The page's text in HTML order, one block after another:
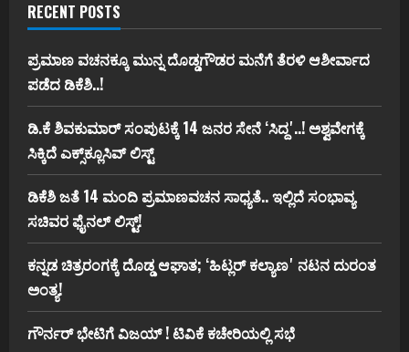
RECENT POSTS
ಪ್ರಮಾಣ ವಚನಕ್ಕೂ ಮುನ್ನ ದೊಡ್ಡಗೌಡರ ಮನೆಗೆ ತೆರಳಿ ಆಶೀರ್ವಾದ
ಪಡೆದ ಡಿಕೆಶಿ..!
ಡಿ.ಕೆ ಶಿವಕುಮಾರ್‌ ಸಂಪುಟಕ್ಕೆ 14 ಜನರ ಸೇನೆ ʻಸಿದ್ದʼ..! ಅಶ್ವವೇಗಕ್ಕೆ
ಸಿಕ್ಕಿದೆ ಎಕ್ಸ್‌ಕ್ಲೂಸಿವ್‌ ಲಿಸ್ಟ್‌
ಡಿಕೆಶಿ ಜತೆ 14 ಮಂದಿ ಪ್ರಮಾಣವಚನ ಸಾಧ್ಯತೆ.. ಇಲ್ಲಿದೆ ಸಂಭಾವ್ಯ
ಸಚಿವರ ಫೈನಲ್ ಲಿಸ್ಟ್‌!
ಕನ್ನಡ ಚಿತ್ರರಂಗಕ್ಕೆ ದೊಡ್ಡ ಆಘಾತ; ʻಹಿಟ್ಲರ್ ಕಲ್ಯಾಣʼ ನಟನ ದುರಂತ
ಅಂತ್ಯ!
ಗೌರ್ನರ್‌ ಭೇಟಿಗೆ ವಿಜಯ್‌ ! ಟಿವಿಕೆ ಕಚೇರಿಯಲ್ಲಿ ಸಭೆ